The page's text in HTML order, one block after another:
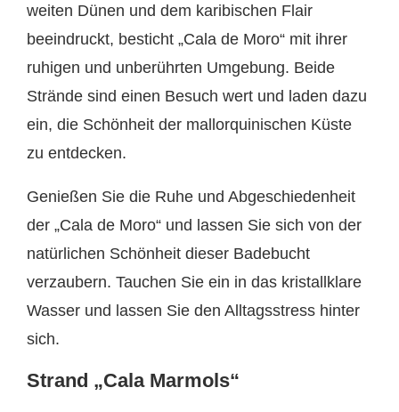
weiten Dünen und dem karibischen Flair
beeindruckt, besticht „Cala de Moro“ mit ihrer
ruhigen und unberührten Umgebung. Beide
Strände sind einen Besuch wert und laden dazu
ein, die Schönheit der mallorquinischen Küste
zu entdecken.
Genießen Sie die Ruhe und Abgeschiedenheit
der „Cala de Moro“ und lassen Sie sich von der
natürlichen Schönheit dieser Badebucht
verzaubern. Tauchen Sie ein in das kristallklare
Wasser und lassen Sie den Alltagsstress hinter
sich.
Strand „Cala Marmols“